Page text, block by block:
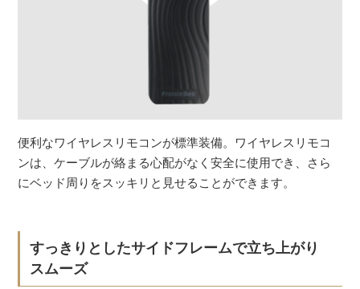
便利なワイヤレスリモコンが標準装備。ワイヤレスリモコ
ンは、ケーブルが絡まる心配がなく安全に使用でき、さら
にベッド周りをスッキリと見せることができます。
すっきりとしたサイドフレームで立ち上がり
スムーズ